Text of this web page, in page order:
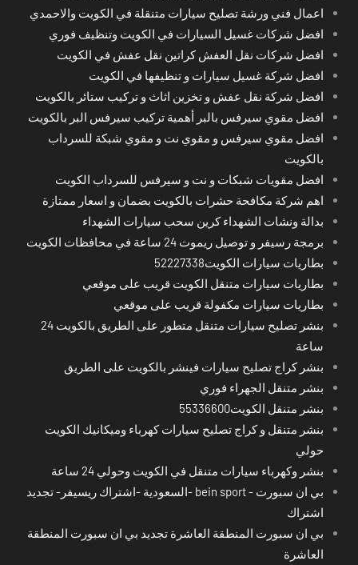
اعمال فني ورشة تصليح سيارات متنقلة في الكويت والاحمدي
افضل شركات غسيل السيارات في الكويت وتنظيف فوري
افضل شركات نقل العفش كراتين نقل عفش في الكويت
افضل شركة غسيل سيارات و تنظيفها في الكويت
افضل شركة نقل عفش و تخزين اثاث و تركيب ستائر بالكويت
افضل مقوي سيرفس بالبر أهمية تركيب سيرفس البر بالكويت
افضل مقوي سيرفس و مقوي نت و مقوي شبكة للسرداب
بالكويت
افضل مقويات شبكات و نت و سيرفس للسرداب الكويت
اهم شركة مكافحة حشرات بالكويت بضمان و اسعار ممتازة
بدالة ونشات الشهداء كرين سحب سيارات الشهداء
برمجة رسيفر و توصيل ريموت 24 ساعة في محافظات الكويت
بطاريات سيارات الكويت52227338
بطاريات سيارات متنقل الكويت قريب على موقعي
بطاريات سيارات مكفولة قريب على موقعي
بنشر تصليح سيارات متنقل متطور على الطريق بالكويت 24
ساعة
بنشر كراج تصليح سيارات فينشر بالكويت على الطريق
بنشر متنقل الجهراء فوري
بنشر متنقل الكويت55336600
بنشر متنقل و كراج تصليح سيارات كهرباء وميكانيك الكويت
حولي
بنشر وكهرباء سيارات متنقل في الكويت وحولي 24 ساعة
بي ان سبورت - bein sport -السعودية -اشتراك ريسيفر- تجديد
اشتراك
بي ان سبورت المنطقة العاشرة تجديد بي ان سبورت المنطقة
العاشرة